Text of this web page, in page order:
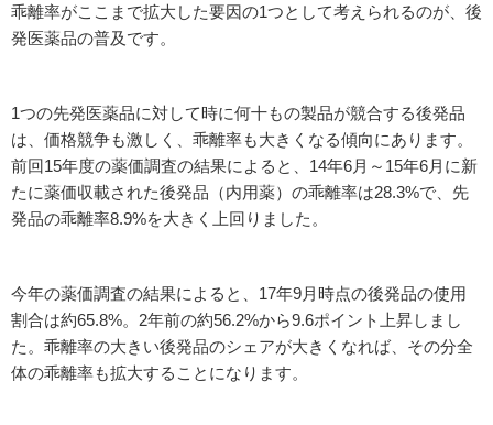
乖離率がここまで拡大した要因の1つとして考えられるのが、後
発医薬品の普及です。
1つの先発医薬品に対して時に何十もの製品が競合する後発品
は、価格競争も激しく、乖離率も大きくなる傾向にあります。
前回15年度の薬価調査の結果によると、14年6月～15年6月に新
たに薬価収載された後発品（内用薬）の乖離率は28.3%で、先
発品の乖離率8.9%を大きく上回りました。
今年の薬価調査の結果によると、17年9月時点の後発品の使用
割合は約65.8%。2年前の約56.2%から9.6ポイント上昇しまし
た。乖離率の大きい後発品のシェアが大きくなれば、その分全
体の乖離率も拡大することになります。